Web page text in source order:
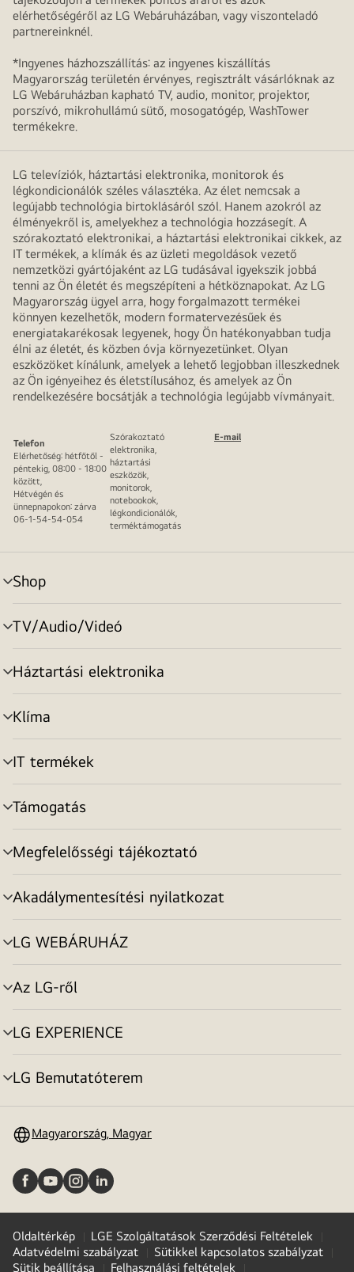
elérhetőségéről az LG Webáruházában, vagy viszonteladó
partnereinknél.
*Ingyenes házhozszállítás: az ingyenes kiszállítás
Magyarország területén érvényes, regisztrált vásárlóknak az
LG Webáruházban kapható TV, audio, monitor, projektor,
porszívó, mikrohullámú sütő, mosogatógép, WashTower
termékekre.
LG televíziók, háztartási elektronika, monitorok és
légkondicionálók széles választéka. Az élet nemcsak a
legújabb technológia birtoklásáról szól. Hanem azokról az
élményekről is, amelyekhez a technológia hozzásegít. A
szórakoztató elektronikai, a háztartási elektronikai cikkek, az
IT termékek, a klímák és az üzleti megoldások vezető
nemzetközi gyártójaként az LG tudásával igyekszik jobbá
tenni az Ön életét és megszépíteni a hétköznapokat. Az LG
Magyarország ügyel arra, hogy forgalmazott termékei
könnyen kezelhetők, modern formatervezésűek és
energiatakarékosak legyenek, hogy Ön hatékonyabban tudja
élni az életét, és közben óvja környezetünket. Olyan
eszközöket kínálunk, amelyek a lehető legjobban illeszkednek
az Ön igényeihez és életstílusához, és amelyek az Ön
rendelkezésére bocsátják a technológia legújabb vívmányait.
Telefon
Elérhetőség: hétfőtől -
péntekig, 08:00 - 18:00
között,
Hétvégén és
ünnepnapokon: zárva
06-1-54-54-054
Szórakoztató
elektronika,
háztartási
eszközök,
monitorok,
notebookok,
légkondicionálók,
terméktámogatás
E-mail
Shop
menu
toggle
TV/Audio/Videó
menu
toggle
Háztartási elektronika
menu
toggle
Klíma
menu
toggle
IT termékek
menu
toggle
Támogatás
menu
toggle
Megfelelősségi tájékoztató
menu
toggle
Akadálymentesítési nyilatkozat
menu
toggle
LG WEBÁRUHÁZ
menu
toggle
Az LG-ről
menu
toggle
LG EXPERIENCE
menu
toggle
LG Bemutatóterem
menu
Magyarország, Magyar
Oldaltérkép
LGE Szolgáltatások Szerződési Feltételek
Adatvédelmi szabályzat
Sütikkel kapcsolatos szabályzat
Sütik beállítása
Felhasználási feltételek